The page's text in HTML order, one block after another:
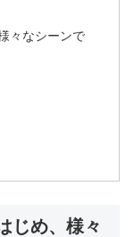
々なシーンで
じめ、様々